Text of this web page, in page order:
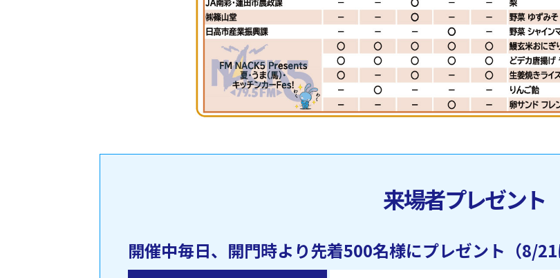
来場者プレゼント
開催中毎日、開門時より先着500名様にプレゼント（8/21